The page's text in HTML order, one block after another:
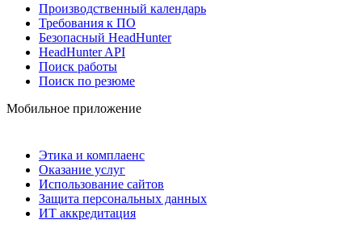
Производственный календарь
Требования к ПО
Безопасный HeadHunter
HeadHunter API
Поиск работы
Поиск по резюме
Мобильное приложение
Этика и комплаенс
Оказание услуг
Использование сайтов
Защита персональных данных
ИТ аккредитация